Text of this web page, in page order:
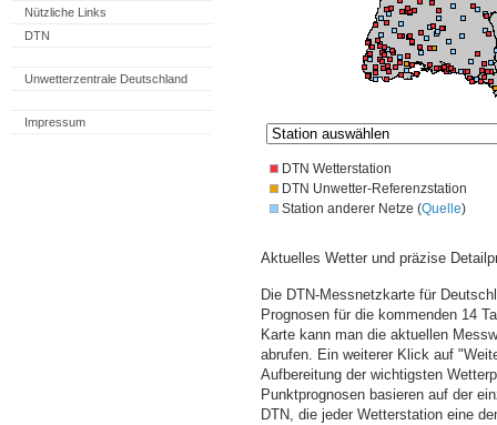
Nützliche Links
DTN
Unwetterzentrale Deutschland
Impressum
DTN Wetterstation
DTN Unwetter-Referenzstation
Station anderer Netze (Quelle)
Aktuelles Wetter und präzise
Die DTN-Messnetzkarte für
Prognosen für die kommenden 14
Karte kann man die aktuellen
abrufen. Ein weiterer Klick auf
Aufbereitung der wichtigsten
Punktprognosen basieren auf der
DTN, die jeder Wetterstation eine